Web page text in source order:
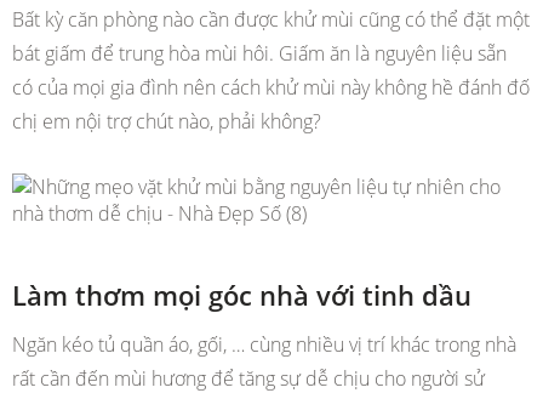
Bất kỳ căn phòng nào cần được khử mùi cũng có thể đặt một
bát giấm để trung hòa mùi hôi. Giấm ăn là nguyên liệu sẵn
có của mọi gia đình nên cách khử mùi này không hề đánh đố
chị em nội trợ chút nào, phải không?
Làm thơm mọi góc nhà với tinh dầu
Ngăn kéo tủ quần áo, gối, … cùng nhiều vị trí khác trong nhà
rất cần đến mùi hương để tăng sự dễ chịu cho người sử